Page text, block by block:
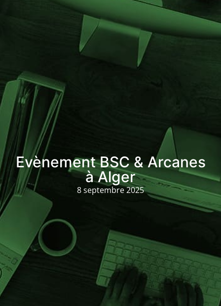
Evènement BSC & Arcanes
à Alger
8 septembre 2025